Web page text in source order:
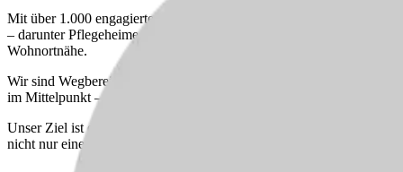
Mit über 1.000 engagierten Mitarbeiter:innen werden Sie Teil eines
– darunter Pflegeheime, Tagespflegen, ein Kompetenzzentrum für
Wohnortnähe.
Wir sind Wegbereiter:innen moderner Wohn- und Pflegekonzepte
im Mittelpunkt – in einer Atmosphäre, in der sich alle verstanden
Unser Ziel ist es, Menschen sinnvoll zu unterstützen – mit
nicht nur eine sinnstiftende Tätigkeit, sondern auch örtlich passende